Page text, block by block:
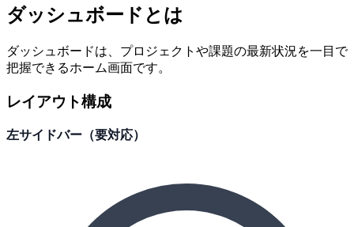
ダッシュボードとは
ダッシュボードは、プロジェクトや課題の最新状況を一目で
把握できるホーム画面です。
レイアウト構成
左サイドバー（要対応）